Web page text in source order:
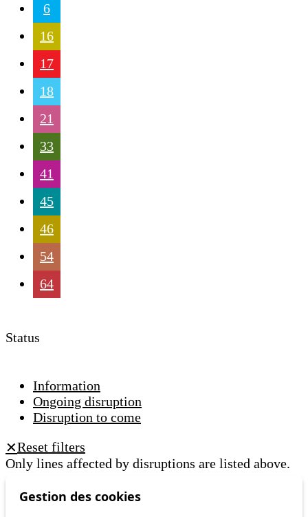
6
16
17
18
21
33
41
45
46
54
64
Status
Information
Ongoing disruption
Disruption to come
✕Reset filters
Only lines affected by disruptions are listed above.
Gestion des cookies